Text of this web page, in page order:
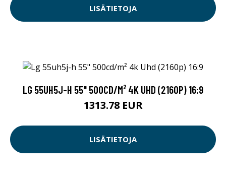
LISÄTIETOJA
LG 55UH5J-H 55" 500CD/M² 4K UHD (2160P) 16:9
1313.78 EUR
LISÄTIETOJA